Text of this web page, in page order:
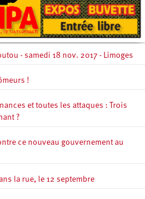
- samedi 18 nov. 2017 - Limoges
!
et toutes les attaques : Trois
?
ce nouveau gouvernement au
la rue, le 12 septembre